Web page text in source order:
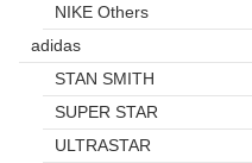
NIKE Others
adidas
STAN SMITH
SUPER STAR
ULTRASTAR